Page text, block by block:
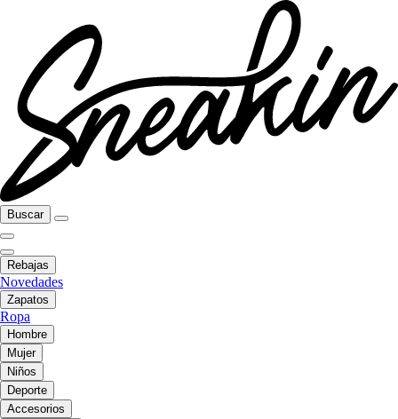
Buscar
Rebajas
Novedades
Zapatos
Ropa
Hombre
Mujer
Niños
Deporte
Accesorios